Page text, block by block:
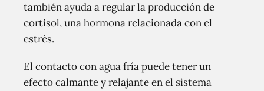
también ayuda a regular la producción de
cortisol, una hormona relacionada con el
estrés.
El contacto con agua fría puede tener un
efecto calmante y relajante en el sistema